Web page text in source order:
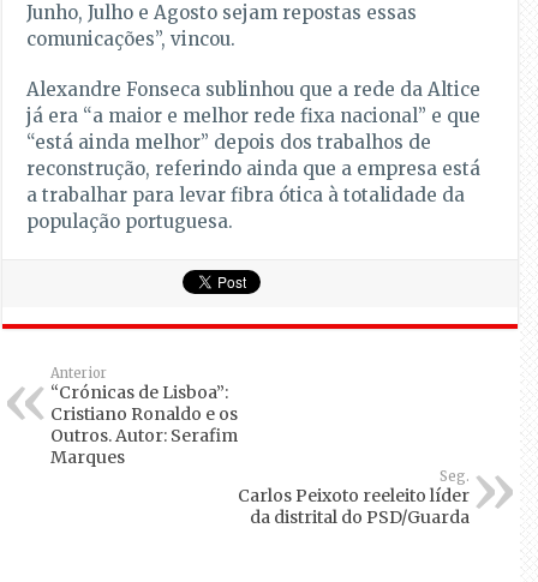
Junho, Julho e Agosto sejam repostas essas
comunicações”, vincou.
Alexandre Fonseca sublinhou que a rede da Altice
já era “a maior e melhor rede fixa nacional” e que
“está ainda melhor” depois dos trabalhos de
reconstrução, referindo ainda que a empresa está
a trabalhar para levar fibra ótica à totalidade da
população portuguesa.
Anterior
“Crónicas de Lisboa”:
Cristiano Ronaldo e os
Outros. Autor: Serafim
Marques
Seg.
Carlos Peixoto reeleito líder
da distrital do PSD/Guarda